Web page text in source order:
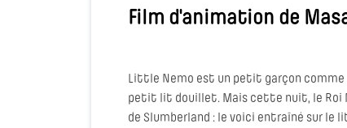
Film d'animation de
Little Nemo est un petit garçon comme
petit lit douillet. Mais cette nuit, le Roi
de Slumberland : le voici entraîné sur le